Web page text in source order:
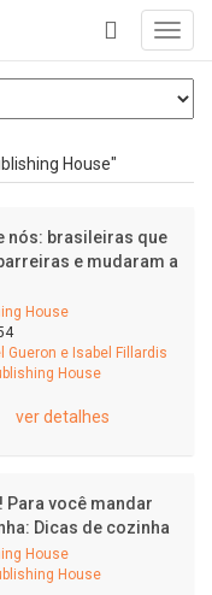
+
House"
nós: brasileiras que
e mudaram a
House
Gueron e Isabel Fillardis
House
ver detalhes
Para você mandar
Dicas de cozinha
House
House